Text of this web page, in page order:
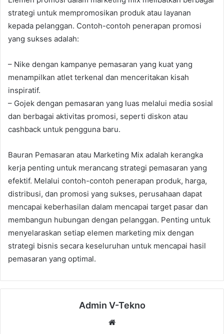
strategi untuk mempromosikan produk atau layanan
kepada pelanggan. Contoh-contoh penerapan promosi
yang sukses adalah:
– Nike dengan kampanye pemasaran yang kuat yang
menampilkan atlet terkenal dan menceritakan kisah
inspiratif.
– Gojek dengan pemasaran yang luas melalui media sosial
dan berbagai aktivitas promosi, seperti diskon atau
cashback untuk pengguna baru.
Bauran Pemasaran atau Marketing Mix adalah kerangka
kerja penting untuk merancang strategi pemasaran yang
efektif. Melalui contoh-contoh penerapan produk, harga,
distribusi, dan promosi yang sukses, perusahaan dapat
mencapai keberhasilan dalam mencapai target pasar dan
membangun hubungan dengan pelanggan. Penting untuk
menyelaraskan setiap elemen marketing mix dengan
strategi bisnis secara keseluruhan untuk mencapai hasil
pemasaran yang optimal.
Admin V-Tekno